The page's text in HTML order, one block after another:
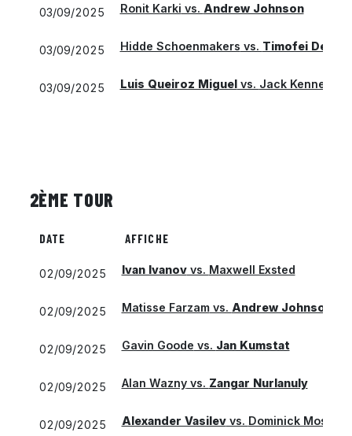
03/09/2025 Ronit Karki vs. Andrew Johnson
03/09/2025 Hidde Schoenmakers vs. Timofei
03/09/2025 Luis Queiroz Miguelvs. Jack Kennedy
2ÈME TOUR
DATE AFFICHE
02/09/2025 Ivan Ivanovvs. Maxwell Exsted
02/09/2025 Matisse Farzamvs. Andrew Johnson
02/09/2025 Gavin Goode vs. Jan Kumstat
02/09/2025 Alan Waznyvs. Zangar Nurlanuly
02/09/2025 Alexander Vasilevvs. Dominick